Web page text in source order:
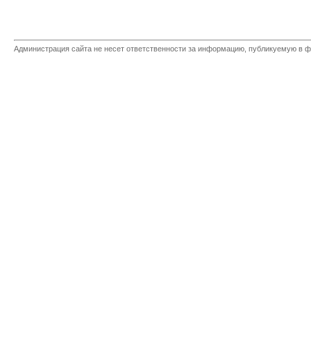
Администрация сайта не несет ответственности за информацию, публикуемую